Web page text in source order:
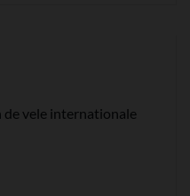
de vele internationale